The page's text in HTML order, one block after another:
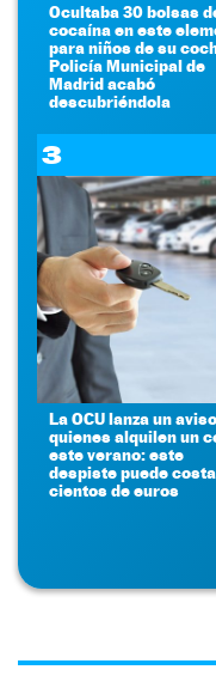
Ocultaba 30 bolsas
cocaína en este
para niños de su
Policía Municipal de
Madrid acabó
descubriéndola
3
La OCU lanza un
quienes alquilen un
este verano: este
despiste puede
cientos de euros